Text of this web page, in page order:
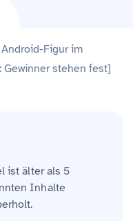
Figur im
stehen fest]
ist älter als 5
Inhalte